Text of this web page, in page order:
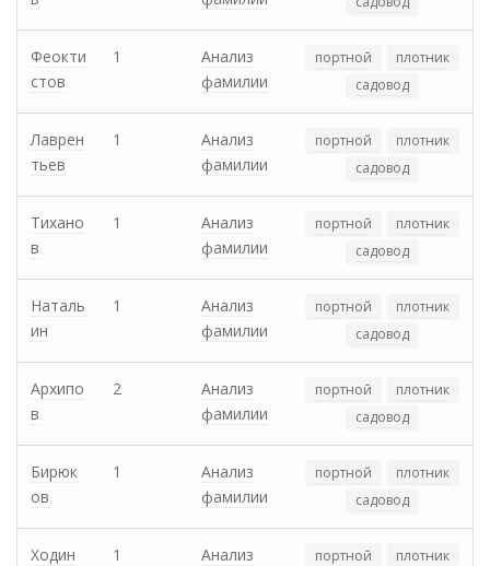
Феокти
стов
1
Анализ
фамилии
портной
плотник
садовод
Лаврен
тьев
1
Анализ
фамилии
портной
плотник
садовод
Тихано
в
1
Анализ
фамилии
портной
плотник
садовод
Наталь
ин
1
Анализ
фамилии
портной
плотник
садовод
Архипо
в
2
Анализ
фамилии
портной
плотник
садовод
Бирюк
ов
1
Анализ
фамилии
портной
плотник
садовод
Ходин 1
Анализ
портной
плотник